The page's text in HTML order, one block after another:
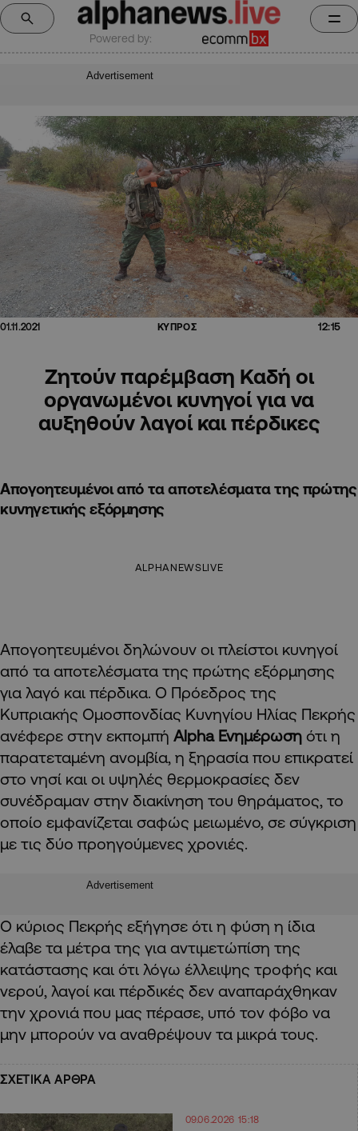
Powered by:
Advertisement
01.11.2021 ΚΥΠΡΟΣ 12:15
Ζητούν παρέμβαση Καδή οι
οργανωμένοι κυνηγοί για να
αυξηθούν λαγοί και πέρδικες
Απογοητευμένοι από τα αποτελέσματα της πρώτης
κυνηγετικής εξόρμησης
ALPHANEWSLIVE
Απογοητευμένοι δηλώνουν οι πλείστοι κυνηγοί
από τα αποτελέσματα της πρώτης εξόρμησης
για λαγό και πέρδικα. Ο Πρόεδρος της
Κυπριακής Ομοσπονδίας Κυνηγίου Ηλίας Πεκρής
ανέφερε στην εκπομπή Alpha Ενημέρωση ότι η
παρατεταμένη ανομβία, η ξηρασία που επικρατεί
στο νησί και οι υψηλές θερμοκρασίες δεν
συνέδραμαν στην διακίνηση του θηράματος, το
οποίο εμφανίζεται σαφώς μειωμένο, σε σύγκριση
με τις δύο προηγούμενες χρονιές.
Advertisement
Ο κύριος Πεκρής εξήγησε ότι η φύση η ίδια
έλαβε τα μέτρα της για αντιμετώπίση της
κατάστασης και ότι λόγω έλλειψης τροφής και
νερού, λαγοί και πέρδικές δεν αναπαράχθηκαν
την χρονιά που μας πέρασε, υπό τον φόβο να
μην μπορούν να αναθρέψουν τα μικρά τους.
ΣΧΕΤΙΚΑ ΑΡΘΡΑ
09.06.2026 15:18